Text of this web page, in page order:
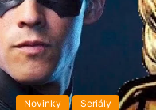
Novinky Seriály